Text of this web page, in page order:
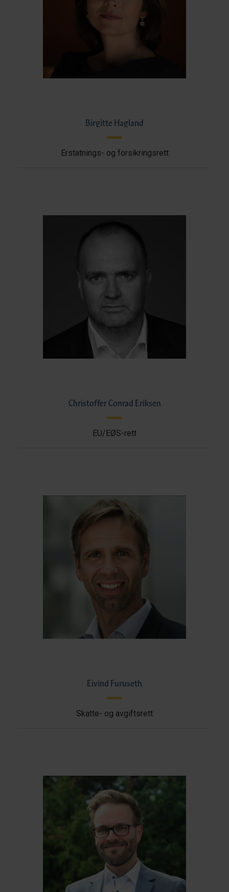
Birgitte Hagland
Erstatnings- og forsikringsrett
Christoffer Conrad Eriksen
EU/EØS-rett
Eivind Furuseth
Skatte- og avgiftsrett